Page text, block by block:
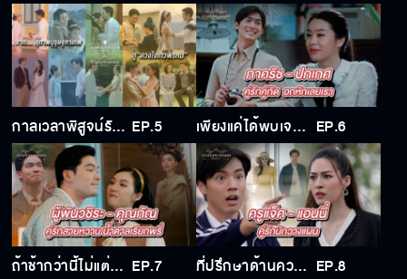
กาลเวลาพิสูจน์รักแท้ จากสุภาพบุรุษจุฑาเทพสู่ดวงใจเทวพรหม EP.5 เพียงแค่ได้พบเจอ ก็เหมือนว่าใจจะละเมอ EP.6
ถ้าช้ากว่านี้ไม่แต่งแล้วนะ EP.7 ที่ปรึกษาด้านความรัก แต่ดันมารักกันซะเอง EP.8